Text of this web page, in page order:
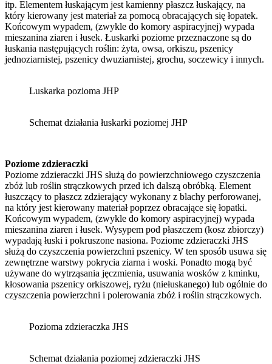
itp. Elementem łuskającym jest kamienny płaszcz łuskający, na
który kierowany jest materiał za pomocą obracających się łopatek.
Końcowym wypadem, (zwykle do komory aspiracyjnej) wypada
mieszanina ziaren i łusek. Łuskarki poziome przeznaczone są do
łuskania następujących roślin: żyta, owsa, orkiszu, pszenicy
jednoziarnistej, pszenicy dwuziarnistej, grochu, soczewicy i innych.
Luskarka pozioma JHP
Schemat działania łuskarki poziomej JHP
Poziome zdzieraczki
Poziome zdzieraczki JHS służą do powierzchniowego czyszczenia
zbóż lub roślin strączkowych przed ich dalszą obróbką. Element
łuszczący to płaszcz zdzierający wykonany z blachy perforowanej,
na który jest kierowany materiał poprzez obracające się łopatki.
Końcowym wypadem, (zwykle do komory aspiracyjnej) wypada
mieszanina ziaren i łusek. Wysypem pod płaszczem (kosz zbiorczy)
wypadają łuski i pokruszone nasiona. Poziome zdzieraczki JHS
służą do czyszczenia powierzchni pszenicy. W ten sposób usuwa się
zewnętrzne warstwy pokrycia ziarna i woski. Ponadto mogą być
używane do wytrząsania jęczmienia, usuwania wosków z kminku,
kłosowania pszenicy orkiszowej, ryżu (niełuskanego) lub ogólnie do
czyszczenia powierzchni i polerowania zbóż i roślin strączkowych.
Pozioma zdzieraczka JHS
Schemat działania poziomej zdzieraczki JHS